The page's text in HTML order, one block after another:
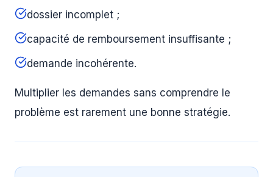
dossier incomplet ;
capacité de remboursement insuffisante ;
demande incohérente.
Multiplier les demandes sans comprendre le
problème est rarement une bonne stratégie.